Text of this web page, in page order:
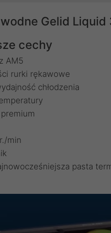
wodne Gelid
cechy
AM5
rurki rękawowe
chłodzenia
min
pasta